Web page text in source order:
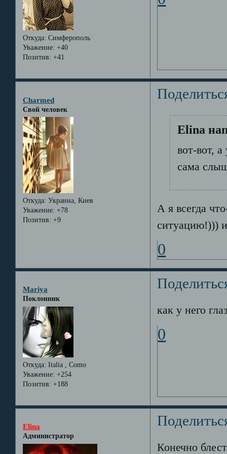
Откуда: Симферополь
Уважение: +40
Позитив: +41
Charmed
Свой человек
Откуда: Украина, Киев
Уважение: +78
Позитив: +9
Elina
вот-вот,
сама
А я всегда
ситуацию!)))
0
Mariya
Поклонник
Откуда: Italia , Como
Уважение: +254
Позитив: +188
как у него
0
Elina
Администратор
Конечно